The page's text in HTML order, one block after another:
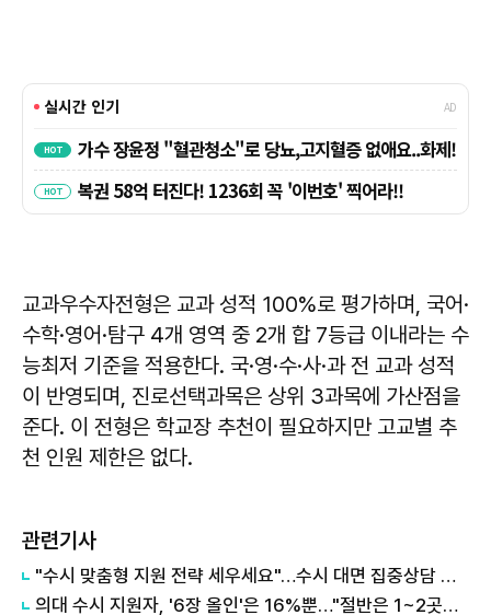
교과우수자전형은 교과 성적 100%로 평가하며, 국어·
수학·영어·탐구 4개 영역 중 2개 합 7등급 이내라는 수
능최저 기준을 적용한다. 국·영·수·사·과 전 교과 성적
이 반영되며, 진로선택과목은 상위 3과목에 가산점을
준다. 이 전형은 학교장 추천이 필요하지만 고교별 추
천 인원 제한은 없다.
관련기사
"수시 맞춤형 지원 전략 세우세요"…수시 대면 집중상담 운영
의대 수시 지원자, '6장 올인'은 16%뿐…"절반은 1~2곳만 썼다"